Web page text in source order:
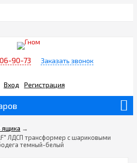
90-73 Заказать звонок
Вход Регистрация
ящика →
ЛДСП трансформер с шариковыми
темный-белый